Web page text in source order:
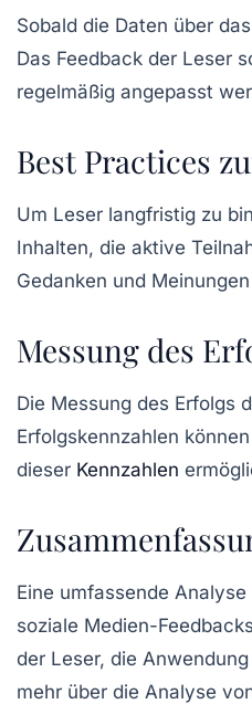
Sobald die Daten über
Das Feedback der Leser
regelmäßig angepasst
Best Practices
Um Leser langfristig zu
Inhalten, die aktive
Gedanken und
Messung des
Die Messung des Erfolgs
Erfolgskennzahlen
dieser Kennzahlen
Eine umfassende
soziale Medien-
der Leser, die
mehr über die Analyse